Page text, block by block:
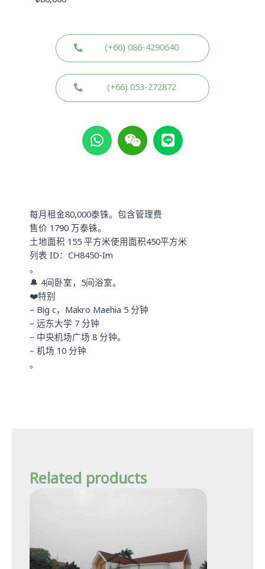
(+66) 086-4290640
(+66) 053-272872
W
h
a
p
p
W
e
i
L
i
n
每月租金80,000泰铢。包含管理费
售价 1790 万泰铢。
土地面积 155 平方米使用面积450平方米
列表 ID：CH8450-Im
。
🔔 4间卧室，5间浴室。
❤️特别
– Big c，Makro Maehia 5 分钟
– 远东大学 7 分钟
– 中央机场广场 8 分钟。
– 机场 10 分钟
。
Related products